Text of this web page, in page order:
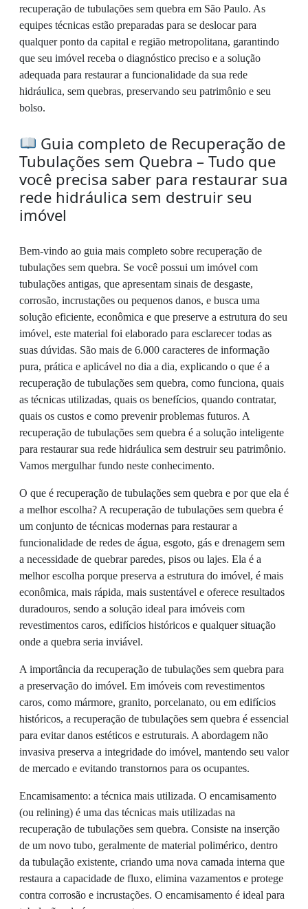
recuperação de tubulações sem quebra em São Paulo. As
equipes técnicas estão preparadas para se deslocar para
qualquer ponto da capital e região metropolitana, garantindo
que seu imóvel receba o diagnóstico preciso e a solução
adequada para restaurar a funcionalidade da sua rede
hidráulica, sem quebras, preservando seu patrimônio e seu
bolso.
Guia completo de Recuperação de
Tubulações sem Quebra – Tudo que
você precisa saber para restaurar sua
rede hidráulica sem destruir seu
imóvel
Bem-vindo ao guia mais completo sobre recuperação de
tubulações sem quebra. Se você possui um imóvel com
tubulações antigas, que apresentam sinais de desgaste,
corrosão, incrustações ou pequenos danos, e busca uma
solução eficiente, econômica e que preserve a estrutura do seu
imóvel, este material foi elaborado para esclarecer todas as
suas dúvidas. São mais de 6.000 caracteres de informação
pura, prática e aplicável no dia a dia, explicando o que é a
recuperação de tubulações sem quebra, como funciona, quais
as técnicas utilizadas, quais os benefícios, quando contratar,
quais os custos e como prevenir problemas futuros. A
recuperação de tubulações sem quebra é a solução inteligente
para restaurar sua rede hidráulica sem destruir seu patrimônio.
Vamos mergulhar fundo neste conhecimento.
O que é recuperação de tubulações sem quebra e por que ela é
a melhor escolha? A recuperação de tubulações sem quebra é
um conjunto de técnicas modernas para restaurar a
funcionalidade de redes de água, esgoto, gás e drenagem sem
a necessidade de quebrar paredes, pisos ou lajes. Ela é a
melhor escolha porque preserva a estrutura do imóvel, é mais
econômica, mais rápida, mais sustentável e oferece resultados
duradouros, sendo a solução ideal para imóveis com
revestimentos caros, edifícios históricos e qualquer situação
onde a quebra seria inviável.
A importância da recuperação de tubulações sem quebra para
a preservação do imóvel. Em imóveis com revestimentos
caros, como mármore, granito, porcelanato, ou em edifícios
históricos, a recuperação de tubulações sem quebra é essencial
para evitar danos estéticos e estruturais. A abordagem não
invasiva preserva a integridade do imóvel, mantendo seu valor
de mercado e evitando transtornos para os ocupantes.
Encamisamento: a técnica mais utilizada. O encamisamento
(ou relining) é uma das técnicas mais utilizadas na
recuperação de tubulações sem quebra. Consiste na inserção
de um novo tubo, geralmente de material polimérico, dentro
da tubulação existente, criando uma nova camada interna que
restaura a capacidade de fluxo, elimina vazamentos e protege
contra corrosão e incrustações. O encamisamento é ideal para